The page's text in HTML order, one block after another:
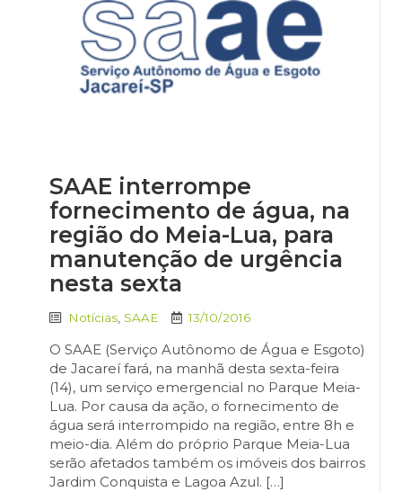
SAAE interrompe
fornecimento de água, na
região do Meia-Lua, para
manutenção de urgência
nesta sexta
Notícias SAAE 13/10/2016
O SAAE (Serviço Autônomo de Água e Esgoto)
de Jacareí fará, na manhã desta sexta-feira
(14), um serviço emergencial no Parque Meia-
Lua. Por causa da ação, o fornecimento de
água será interrompido na região, entre 8h e
meio-dia. Além do próprio Parque Meia-Lua
serão afetados também os imóveis dos bairros
Jardim Conquista e Lagoa Azul. […]